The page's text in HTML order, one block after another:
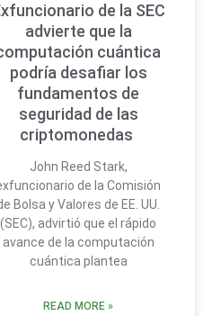
de la SEC
advierte que la
cuántica
podría desafiar los
fundamentos de
seguridad de las
criptomonedas
John Reed Stark,
de la Comisión
Bolsa y Valores de EE. UU.
(SEC), advirtió que el rápido
avance de la computación
cuántica plantea
READ MORE »